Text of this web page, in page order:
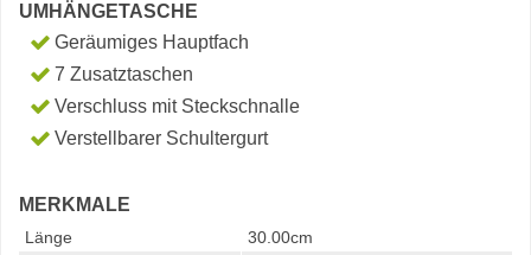
UMHÄNGETASCHE
Geräumiges Hauptfach
7 Zusatztaschen
Verschluss mit Steckschnalle
Verstellbarer Schultergurt
MERKMALE
Länge
30.00cm